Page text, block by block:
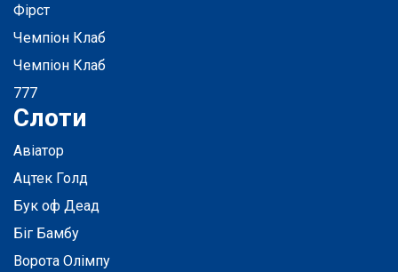
Фірст
Чемпіон Клаб
Чемпіон Клаб
777
Слоти
Авіатор
Ацтек Голд
Бук оф Деад
Біг Бамбу
Ворота Олімпу